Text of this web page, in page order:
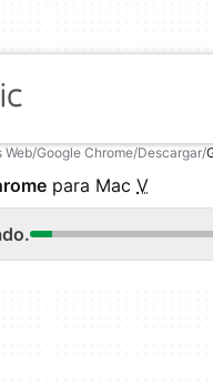
Web Google Chrome Descargar
para Mac V